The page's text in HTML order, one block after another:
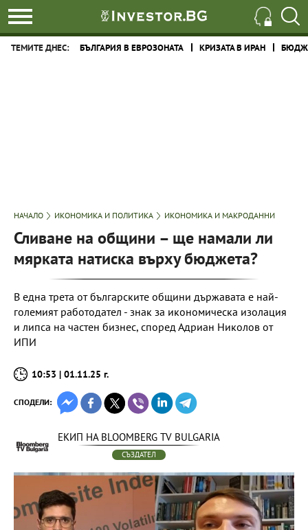
ТЕМИТЕ ДНЕС: БЪЛГАРИЯ В ЕВРОЗОНАТА КРИЗАТА В ИРАН
НАЧАЛО ИКОНОМИКА И ПОЛИТИКА ИКОНОМИКА И МАКРОДАННИ
Сливане на общини – ще намали ли
мярката натиска върху бюджета?
В една трета от българските общини държавата е най-
големият работодател - знак за икономическа изолация
и липса на частен бизнес, според Адриан Николов от
ИПИ
10:53 | 01.11.25 г.
СПОДЕЛИ:
ЕКИП НА BLOOMBERG TV BULGARIA
СЪЗДАТЕЛ